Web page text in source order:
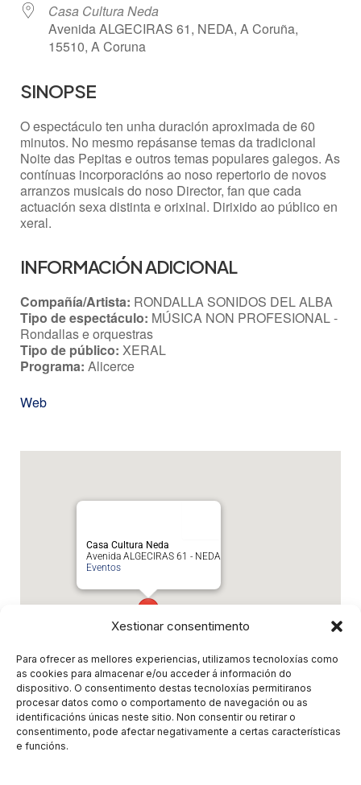
Xestionar consentimento
Para ofrecer as mellores experiencias, utilizamos tecnoloxías como
as cookies para almacenar e/ou acceder á información do
dispositivo. O consentimento destas tecnoloxías permitiranos
procesar datos como o comportamento de navegación ou as
identificacións únicas neste sitio. Non consentir ou retirar o
consentimento, pode afectar negativamente a certas características
e funcións.
Casa Cultura Neda
Avenida ALGECIRAS 61, NEDA, A Coruña,
15510, A Coruna
SINOPSE
O espectáculo ten unha duración aproximada de 60
minutos. No mesmo repásanse temas da tradicional
Noite das Pepitas e outros temas populares galegos. As
contínuas incorporacións ao noso repertorio de novos
arranzos musicais do noso Director, fan que cada
actuación sexa distinta e orixinal. Dirixido ao público en
xeral.
INFORMACIÓN ADICIONAL
Compañía/Artista: RONDALLA SONIDOS DEL ALBA
Tipo de espectáculo: MÚSICA NON PROFESIONAL -
Rondallas e orquestras
Tipo de público: XERAL
Programa: Alicerce
Web
Casa Cultura Neda
Avenida ALGECIRAS 61 - NEDA
Eventos
Eventos relacionados